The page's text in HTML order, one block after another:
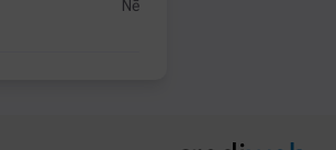
Nē